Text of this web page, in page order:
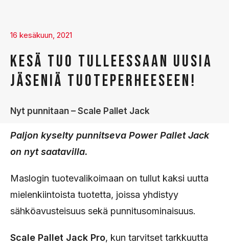
16 kesäkuun, 2021
KESÄ TUO TULLEESSAAN UUSIA
JÄSENIÄ TUOTEPERHEESEEN!
Nyt punnitaan – Scale Pallet Jack
Paljon kyselty punnitseva Power Pallet Jack
on nyt saatavilla.
Maslogin tuotevalikoimaan on tullut kaksi uutta
mielenkiintoista tuotetta, joissa yhdistyy
sähköavusteisuus sekä punnitusominaisuus.
Scale Pallet Jack Pro, kun tarvitset tarkkuutta